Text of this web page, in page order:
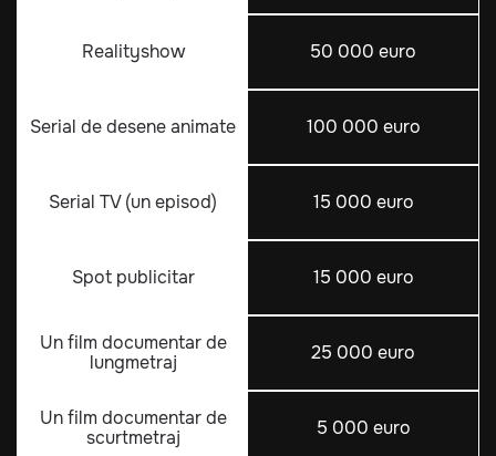
Realityshow 50 000 euro
Serial de desene animate 100 000 euro
Serial TV (un episod) 15 000 euro
Spot publicitar 15 000 euro
Un film documentar de
lungmetraj
25 000 euro
Un film documentar de
scurtmetraj
5 000 euro